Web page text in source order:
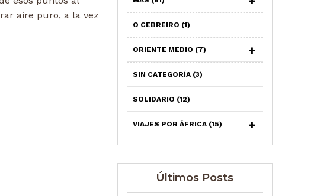
aire puro, a la vez
O CEBREIRO (1)
ORIENTE MEDIO (7)
SIN CATEGORÍA (3)
SOLIDARIO (12)
VIAJES POR ÁFRICA (15)
Últimos Posts